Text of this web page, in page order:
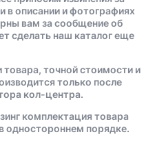
в описании и фотографиях
вам за сообщение об
сделать наш каталог еще
точной стоимости и
только после
кол-центра.
комплектация товара
одностороннем порядке.